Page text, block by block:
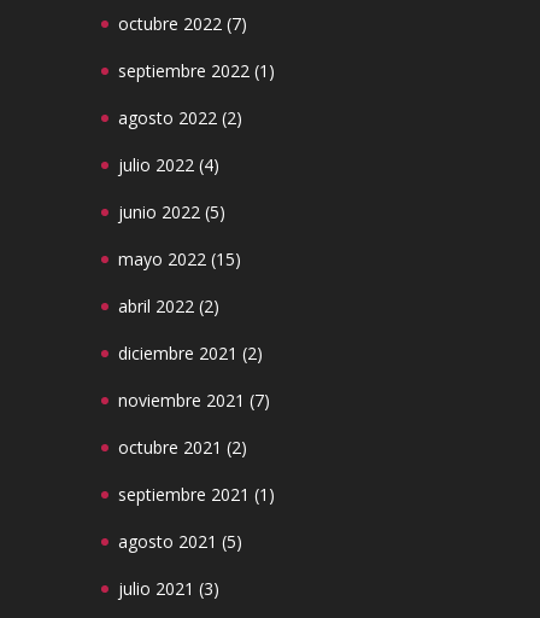
octubre 2022 (7)
septiembre 2022 (1)
agosto 2022 (2)
julio 2022 (4)
junio 2022 (5)
mayo 2022 (15)
abril 2022 (2)
diciembre 2021 (2)
noviembre 2021 (7)
octubre 2021 (2)
septiembre 2021 (1)
agosto 2021 (5)
julio 2021 (3)